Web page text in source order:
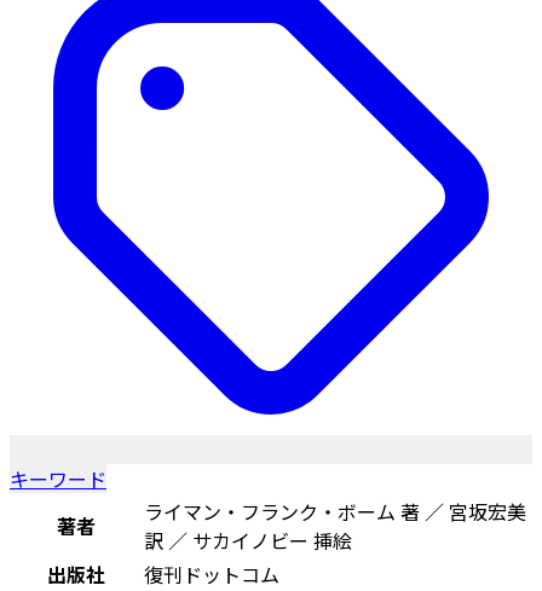
キーワード
著者
ライマン・フランク・ボーム 著 ／ 宮坂宏美
訳 ／ サカイノビー 挿絵
出版社
復刊ドットコム